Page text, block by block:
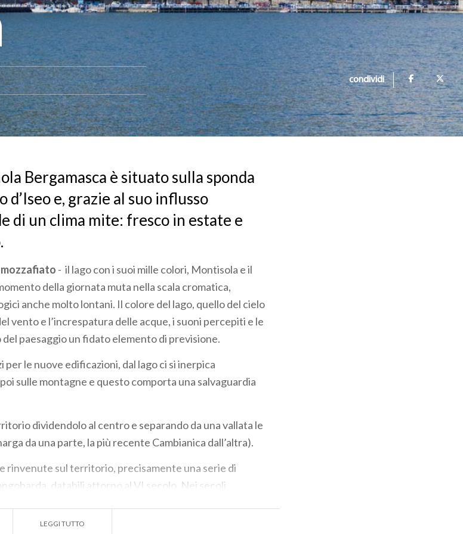
condividi
Bergamasca è situato sulla sponda
d’Iseo e, grazie al suo influsso
di un clima mite: fresco in estate e
- il lago con i suoi mille colori, Montisola e il
della giornata muta nella scala cromatica,
anche molto lontani. Il colore del lago, quello del cielo
vento e l’increspatura delle acque, i suoni percepiti e le
paesaggio un fidato elemento di previsione.
le nuove edificazioni, dal lago ci si inerpica
sulle montagne e questo comporta una salvaguardia
dividendolo al centro e separando da una vallata le
da una parte, la più recente Cambianica dall’altra).
rinvenute sul territorio, precisamente una serie di
databili attorno al VI secolo. Nei secoli
dei commerci. In epoca medievale la zona fu quindi
LEGGI TUTTO